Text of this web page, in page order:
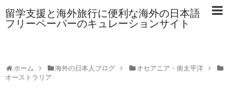
留学支援と海外旅行に便利な海外の日本語
フリーペーパーのキュレーションサイト
ホーム 海外の日本人ブログ
オセアニア・南太平洋
オーストラリア